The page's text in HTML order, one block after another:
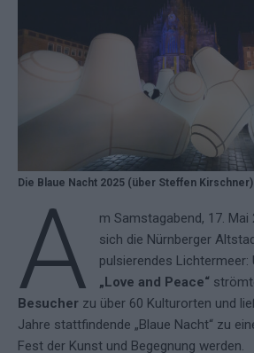
Die Blaue Nacht 2025 (über Steffen Kirschner)
A
m Samstagabend, 17. Mai
sich die Nürnberger
pulsierendes
„Love and Peace“
Besucher zu über 60 Kulturorten und
Jahre stattfindende „Blaue Nacht“ zu
Fest der Kunst und Begegnung werden.